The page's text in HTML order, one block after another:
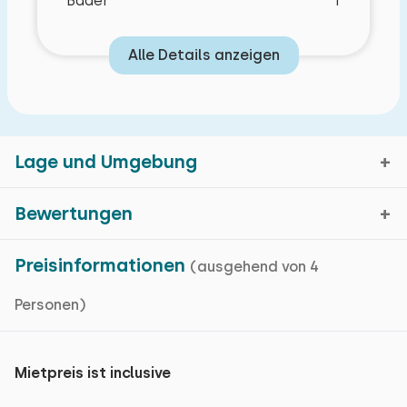
Preisinformationen (ausgehend von 4
Personen)
Mietpreis ist inclusive
Schlafzimmer Layout
Boden:
Alle Details anzeigen
Lage und Umgebung
Hellendoorn, Overijssel
Kartenanzeige
In der schönen natürlichen Umgebung von
Bewertungen
8,9
Durchschnittliche Bewertung
Bewertungen in den vergangenen 119 Monaten